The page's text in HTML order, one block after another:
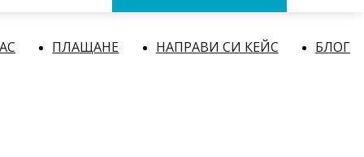
ПЛАЩАНЕ НАПРАВИ СИ КЕЙС БЛОГ